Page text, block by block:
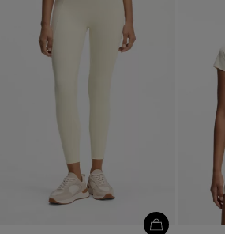
Login / Jetzt registrieren
Favorit (
FAQ & Hilfe
Store Locator
Sprache (AT €